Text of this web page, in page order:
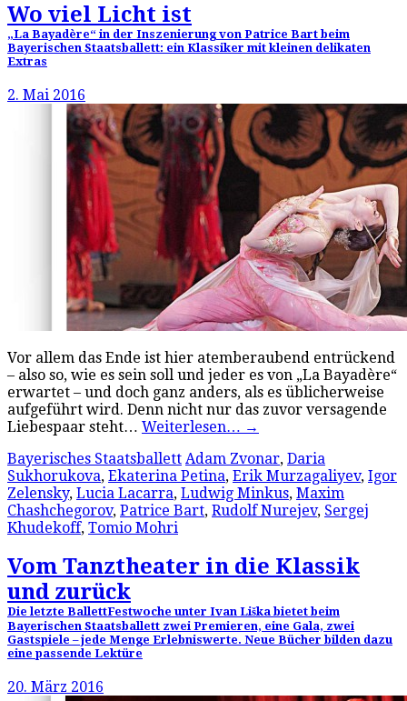
Wo viel Licht ist
„La Bayadère“ in der Inszenierung von Patrice Bart beim
Bayerischen Staatsballett: ein Klassiker mit kleinen delikaten
Extras
2. Mai 2016
Vor allem das Ende ist hier atemberaubend entrückend
– also so, wie es sein soll und jeder es von „La Bayadère“
erwartet – und doch ganz anders, als es üblicherweise
aufgeführt wird. Denn nicht nur das zuvor versagende
Liebespaar steht… Weiterlesen… →
Bayerisches Staatsballett Adam Zvonar, Daria
Sukhorukova, Ekaterina Petina, Erik Murzagaliyev, Igor
Zelensky, Lucia Lacarra, Ludwig Minkus, Maxim
Chashchegorov, Patrice Bart, Rudolf Nurejev, Sergej
Khudekoff, Tomio Mohri
Vom Tanztheater in die Klassik
und zurück
Die letzte BallettFestwoche unter Ivan Liška bietet beim
Bayerischen Staatsballett zwei Premieren, eine Gala, zwei
Gastspiele – jede Menge Erlebniswerte. Neue Bücher bilden dazu
eine passende Lektüre
20. März 2016